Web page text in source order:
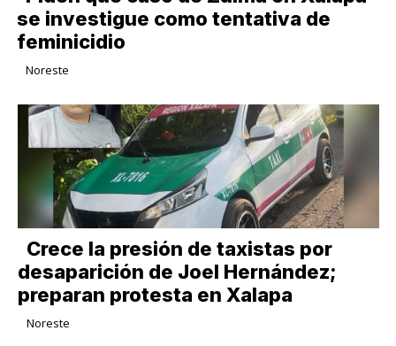
se investigue como tentativa de
feminicidio
Noreste
Crece la presión de taxistas por
desaparición de Joel Hernández;
preparan protesta en Xalapa
Noreste